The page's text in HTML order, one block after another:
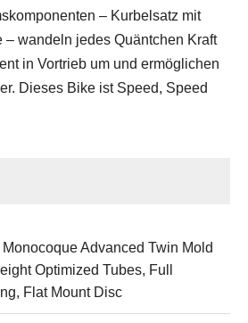
– Kurbelsatz mit
– wandeln jedes Quäntchen Kraft
in Vortrieb um und ermöglichen
Dieses Bike ist Speed, Speed
Advanced Twin Mold
Optimized Tubes, Full
Flat Mount Disc